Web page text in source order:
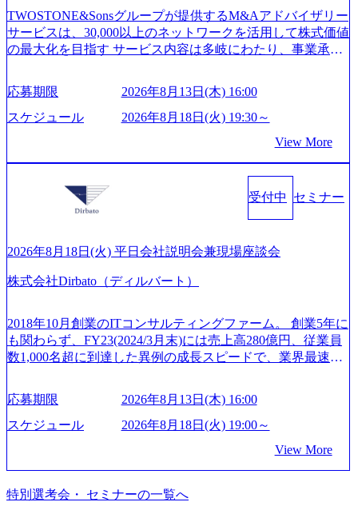
sion-production.appspot.com/public/images/20240925204111_caa9
4e4b-6aae-45a6-a0ce-b98154c816a2_1153x543.webp メンバー情
報 (https://www.xspear.co.jp/member/)一部抜粋 - 伊勢山 昇吾氏:
業界で新規事業戦略、成長戦略、PMI推進、業務改革等の幅
広いプロジェクトに従事 - 鈴木健仁氏：新卒でベイカレン
トに入社し最年少ディレクターを経てXspearに参画 - 梶田
案、人事組織テーマに強みを持ち、メディア・エンタメ業
界においてはDX戦略立案、NFT等の新規事業立案を得意と
する。 - 藏満 一馬氏：アクセンチュア出身。金融業界を中
心に、DX戦略策定、新規事業立案、組織変革、規制対応等
の幅広いプロジェクトを主導する。 - 天野 善仁氏：19卒Pw
ページ (https://www.xspear.co.jp/career/interviews/) 戦略だけの
から”のコンサルの在り方 (https://www.businessinsider.jp/articl
を取得 (https://www.agara.co.jp/article/382811) シンプレクスと
Xspear Consultingが、東京都港区の行政手続き100%デジタル
化を支援 (https://www.afpbb.com/articles/-/3520247) 【未経験
流工程、先端技術を学べる環境 【コンサルファーム経験
者】 ・専門領域に軸足を置きながら、他領域にもチャレン
ジできる環境 ・タイトルアップでのオファー ・現職ファー
ムより高いオファー年収 ・実力主義でプロモーションでき
る（ダブルスキップもあり） ・週に1度のアサインｍｔｇで
こまめに社員のキャリアについて検討してもらえる。結
果、なりたいキャリアを反映できるｐｊにアサインしても
810e-138e27965ee8_1200x386.webp グローバル人財育成を目
的とした「語学研修」、効果的なプレゼンのポイントを掴
み実践に強くなるための「プレゼン研修」、自社キャリア
アドバイザーによる自身のキャリア構築をめざす「キャリ
スタイム制度を実施しており、月単位の決められた労働時
間の範囲内で、出社・退社の時刻を社員の自己裁量に委
ね、ワークライフバランスを図りながら効率的に働くこと
ができる 【休日】 土日祝休みの完全週休2日制 2025年度の
休暇は年間24日（4月1日入社の場合）で、入社日に付与さ
れます。 年次有給休暇の残日数は、翌年度に繰り越すこと
ができます。 慶弔休暇は、事由により取得可能日数は異な
ュ休暇は、規程で定める勤続年数ごとに、連続5日のリフレ
ッシュ休暇を取得できます。 【育児や子の看護、介護など
の制度】 育児休暇： 対象：小学校1年修了時の3月31日まで
日2時間15分まで、始業・終業時刻の繰り上げ・繰り下げが
可能 子の看護休暇： 子1人につき5日まで取得でき、1時間
単位で取得することも可能 家族看護休暇： 5日まで取得で
度など】 独身寮：富山事業所の近くに、白風寮と青風寮の2
つの寮があり、以下の入居基準を満たす方が入居可能で
す。 ＜入居基準＞ ・満33歳までの独身者 ・自宅から勤務地
までの通勤総時間が2時間を超えること 住宅手当： 本社の
なるため、入居基準を満たす女性には住宅手当を支給しま
TWOSTONE&Sonsグループが提供するM&Aアドバイザリー
サービスは、30,000以上のネットワークを活用して株式価値
の最大化を目指す サービス内容は多岐にわたり、事業承継
リーなどが含まれており、幅広いニーズに対応 譲渡企業に
対しては完全成功報酬制を採用し、M&A以外の選択肢も尊
重する姿勢を持ち、将来の株価成長を取り込むスキームの
&A業界のリーディングカンパニーであり、領域にこだわら
ず幅広い案件に携わりながら自己成長とキャリアの挑戦が
可能 M&Aセンター出身者3名がメインメンバーであり、経
験豊富なアドバイザーと共に働くことで、M&Aや財務アド
バイザリーなどの専門知識を獲得し、キャリアを発展させ
となり、平均3000万～4000万の年収となる 内訳としては個
成活躍させるためのナレッジシェアおよび丁寧なOJTを欠か
19:30～ 所要時間 : 約1時間 2026年8月13日(木) 16:00 ＼応募
意思不問・業界未経験歓迎！／ M&A承継機構のビジョンや
業務内容、実際の働き方について詳しくお伝えするオンラ
イン説明会を開催いたします。 M&A業界に興味があり、ま
業界の情報を集めたい 働くイメージを具体的に知りたい M
&A業界にご興味がある方、転職を少しでもお考えの方はも
ちろん、情報収集をしたい方でも歓迎です。お気軽にご参
加ください。 当日は、質疑応答のお時間もご用意しており
ます。 是非、説明会にてお話できることを楽しみにしてお
ります。 説明会後にアンケート回答をお願いいたします。
オンライン(Google meets)
応募期限
2026年8月13日(木) 16:00
スケジュール
2026年8月18日(火) 19:30～
View More
受付中 セミナー
2026年8月18日(火) 平日会社説明会兼現場座談会
株式会社Dirbato（ディルバート）
2018年10月創業のITコンサルティングファーム。 創業5年に
も関わらず、FY23(2024/3月末)には売上高280億円、従業員
数1,000名超に到達した異例の成長スピードで、業界最速と
成⻑を遂げている。 現在コンサルティングファームでは外
資も含めて売上高TOP10にランクインしている。 主力事業
はITコンサルティング。幅広い業界の大企業を中心に、IT
支援している。 他方、インキュベーション事業を手掛けて
いるのも同社の特徴であり、 自社で新規事業開発も手掛け
つつ、複数社への出資～ハンズオン支援も行っている。 (参
応募期限
2026年8月13日(木) 16:00
スケジュール
2026年8月18日(火) 19:00～
View More
特別選考会・ セミナーの一覧へ